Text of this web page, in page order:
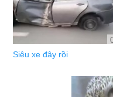
Siêu xe đây rồi